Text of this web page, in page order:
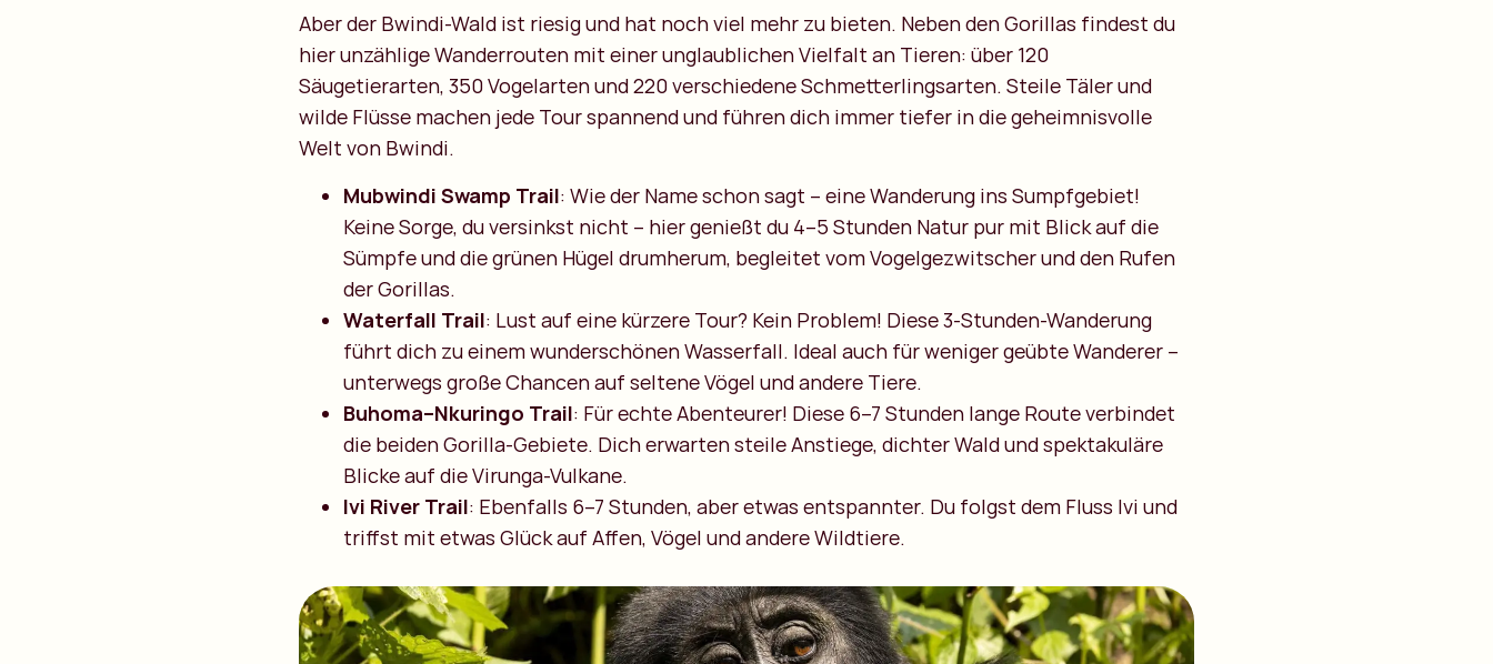
Aber der Bwindi-Wald ist riesig und hat noch viel mehr zu bieten. Neben den Gorillas findest du
hier unzählige Wanderrouten mit einer unglaublichen Vielfalt an Tieren: über 120
Säugetierarten, 350 Vogelarten und 220 verschiedene Schmetterlingsarten. Steile Täler und
wilde Flüsse machen jede Tour spannend und führen dich immer tiefer in die geheimnisvolle
Welt von Bwindi.
Mubwindi Swamp Trail: Wie der Name schon sagt – eine Wanderung ins Sumpfgebiet!
Keine Sorge, du versinkst nicht – hier genießt du 4–5 Stunden Natur pur mit Blick auf die
Sümpfe und die grünen Hügel drumherum, begleitet vom Vogelgezwitscher und den Rufen
der Gorillas.
Waterfall Trail: Lust auf eine kürzere Tour? Kein Problem! Diese 3-Stunden-Wanderung
führt dich zu einem wunderschönen Wasserfall. Ideal auch für weniger geübte Wanderer –
unterwegs große Chancen auf seltene Vögel und andere Tiere.
Buhoma–Nkuringo Trail: Für echte Abenteurer! Diese 6–7 Stunden lange Route verbindet
die beiden Gorilla-Gebiete. Dich erwarten steile Anstiege, dichter Wald und spektakuläre
Blicke auf die Virunga-Vulkane.
Ivi River Trail: Ebenfalls 6–7 Stunden, aber etwas entspannter. Du folgst dem Fluss Ivi und
triffst mit etwas Glück auf Affen, Vögel und andere Wildtiere.